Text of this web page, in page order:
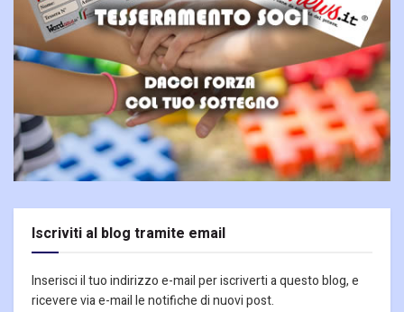
Iscriviti al blog tramite email
Inserisci il tuo indirizzo e-mail per iscriverti a questo blog, e
ricevere via e-mail le notifiche di nuovi post.